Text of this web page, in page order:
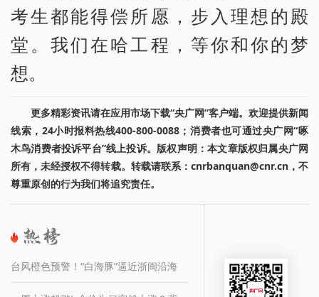
考生都能得偿所愿，步入理想的殿
堂。我们在哈工程，等你和你的梦
想。
更多精彩资讯请在应用市场下载“央广网”客户端。欢迎提供新闻
线索，24小时报料热线400-800-0088；消费者也可通过央广网“啄
木鸟消费者投诉平台”线上投诉。版权声明：本文章版权归属央广网
所有，未经授权不得转载。转载请联系：cnrbanquan@cnr.cn，不
尊重原创的行为我们将追究责任。
台风橙色预警！“白海豚”逼近浙闽沿海